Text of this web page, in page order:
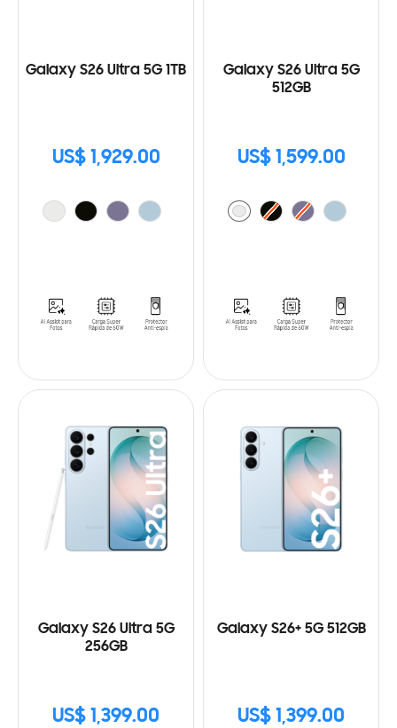
Galaxy S26 Ultra 5G 1TB
US$ 1,929.00
Galaxy S26 Ultra 5G
512GB
US$ 1,599.00
Galaxy S26 Ultra 5G
256GB
US$ 1,399.00
Galaxy S26+ 5G 512GB
US$ 1,399.00